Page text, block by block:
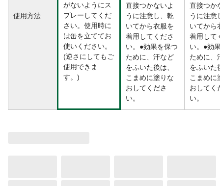
使用方法
がないようにス
プレーしてくだ
さい。使用時に
は缶を立ててお
使いください。
(逆さにしてもご
使用できま
す。)
直接つかないよ
うに注意し、乾
いてから衣服を
着用してくださ
い。●効果を保つ
ために、汗など
をふいた後は、
こまめに塗りな
おしてくださ
い。
直接つか
うに注意
いてから
着用して
い。●効
ために、
をふいた
こまめに
おしてく
い。